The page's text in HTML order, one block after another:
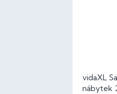
vidaXL
nábytek